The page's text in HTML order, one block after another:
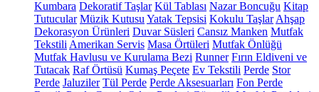
Kumbara Dekoratif Taşlar Kül Tablası Nazar Boncuğu Kitap
Tutucular Müzik Kutusu Yatak Tepsisi Kokulu Taşlar Ahşap
Dekorasyon Ürünleri Duvar Süsleri Cansız Manken Mutfak
Tekstili Amerikan Servis Masa Örtüleri Mutfak Önlüğü
Mutfak Havlusu ve Kurulama Bezi Runner Fırın Eldiveni ve
Tutacak Raf Örtüsü Kumaş Peçete Ev Tekstili Perde Stor
Perde Jaluziler Tül Perde Perde Aksesuarları Fon Perde